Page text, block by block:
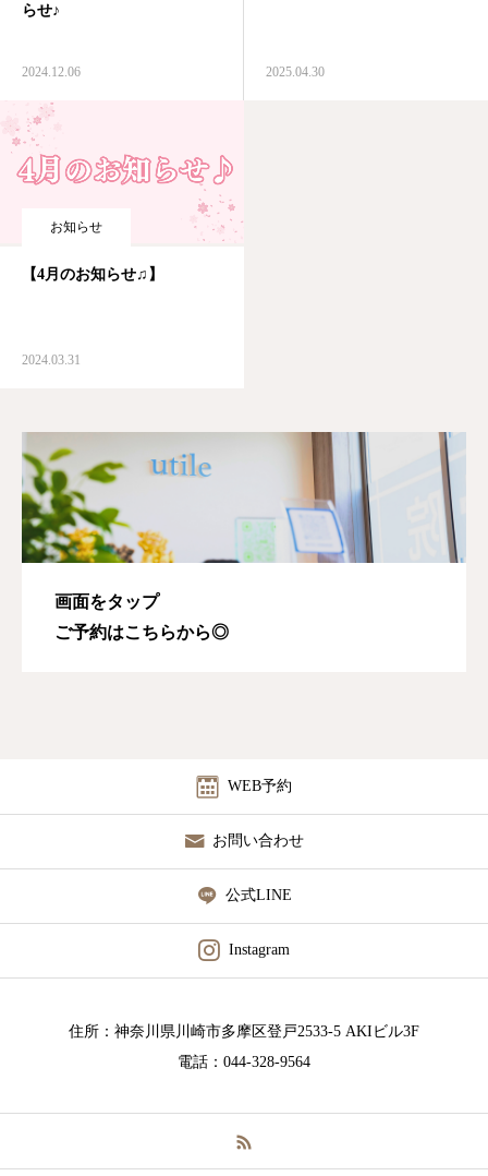
らせ♪
2024.12.06 2025.04.30
お知らせ
【4月のお知らせ♫】
2024.03.31
画面をタップ
ご予約はこちらから◎
WEB予約
お問い合わせ
公式LINE
Instagram
住所：神奈川県川崎市多摩区登戸2533-5 AKIビル3F
電話：044-328-9564